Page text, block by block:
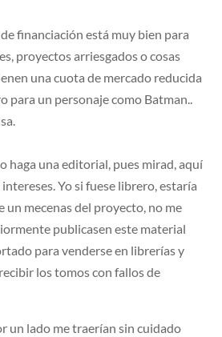
financiación está muy bien para
proyectos arriesgados o cosas
una cuota de mercado reducida
para un personaje como Batman..
haga una editorial, pues mirad, aquí
Yo si fuese librero, estaría
un mecenas del proyecto, no me
publicasen este material
para venderse en librerías y
los tomos con fallos de
un lado me traerían sin cuidado